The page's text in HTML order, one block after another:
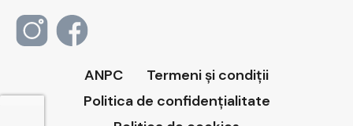
ANPC
Termeni și condiții
Politica de confidențialitate